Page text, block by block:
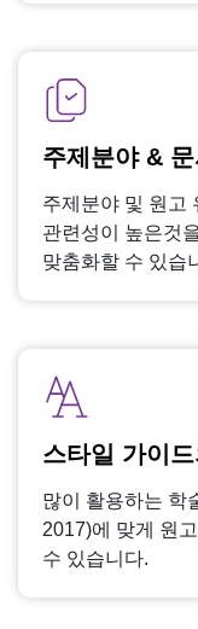
주제분야 &
주제분야 및 원고
관련성이 높은것
맞춤화할 수 있습
스타일 가이
많이 활용하는 학
2017)에 맞게 원
수 있습니다.